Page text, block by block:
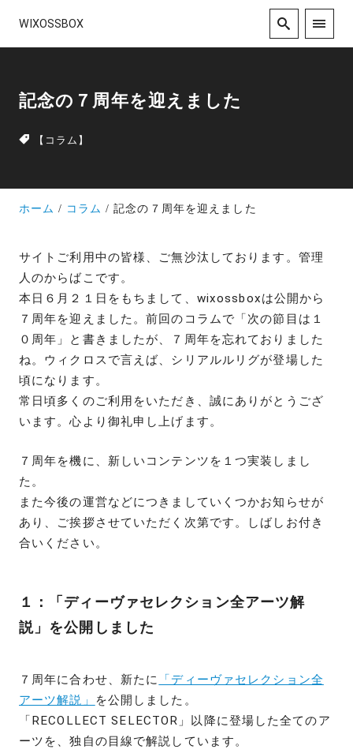
WIXOSSBOX
記念の７周年を迎えました
【コラム】
ホーム コラム 記念の７周年を迎えました
サイトご利用中の皆様、ご無沙汰しております。管理
人のからばこです。
本日６月２１日をもちまして、wixossboxは公開から
７周年を迎えました。前回のコラムで「次の節目は１
０周年」と書きましたが、７周年を忘れておりました
ね。ウィクロスで言えば、シリアルルリグが登場した
頃になります。
常日頃多くのご利用をいただき、誠にありがとうござ
います。心より御礼申し上げます。
７周年を機に、新しいコンテンツを１つ実装しまし
た。
また今後の運営などにつきましていくつかお知らせが
あり、ご挨拶させていただく次第です。しばしお付き
合いください。
１：「ディーヴァセレクション全アーツ解
説」を公開しました
７周年に合わせ、新たに
「ディーヴァセレクション全
アーツ解説」
を公開しました。
「RECOLLECT SELECTOR」以降に登場した全てのア
ーツを、独自の目線で解説しています。